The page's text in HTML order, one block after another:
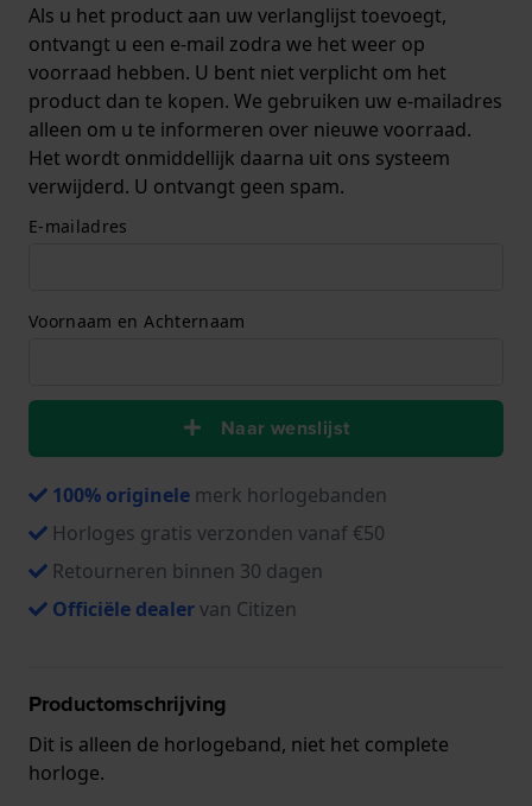
Als u het product aan uw verlanglijst toevoegt,
ontvangt u een e-mail zodra we het weer op
voorraad hebben. U bent niet verplicht om het
product dan te kopen. We gebruiken uw e-mailadres
alleen om u te informeren over nieuwe voorraad.
Het wordt onmiddellijk daarna uit ons systeem
verwijderd. U ontvangt geen spam.
E-mailadres
Voornaam en Achternaam
Naar wenslijst
100% originele merk horlogebanden
Horloges gratis verzonden vanaf €50
Retourneren binnen 30 dagen
Officiële dealervan Citizen
Productomschrijving
Dit is alleen de horlogeband, niet het complete
horloge.